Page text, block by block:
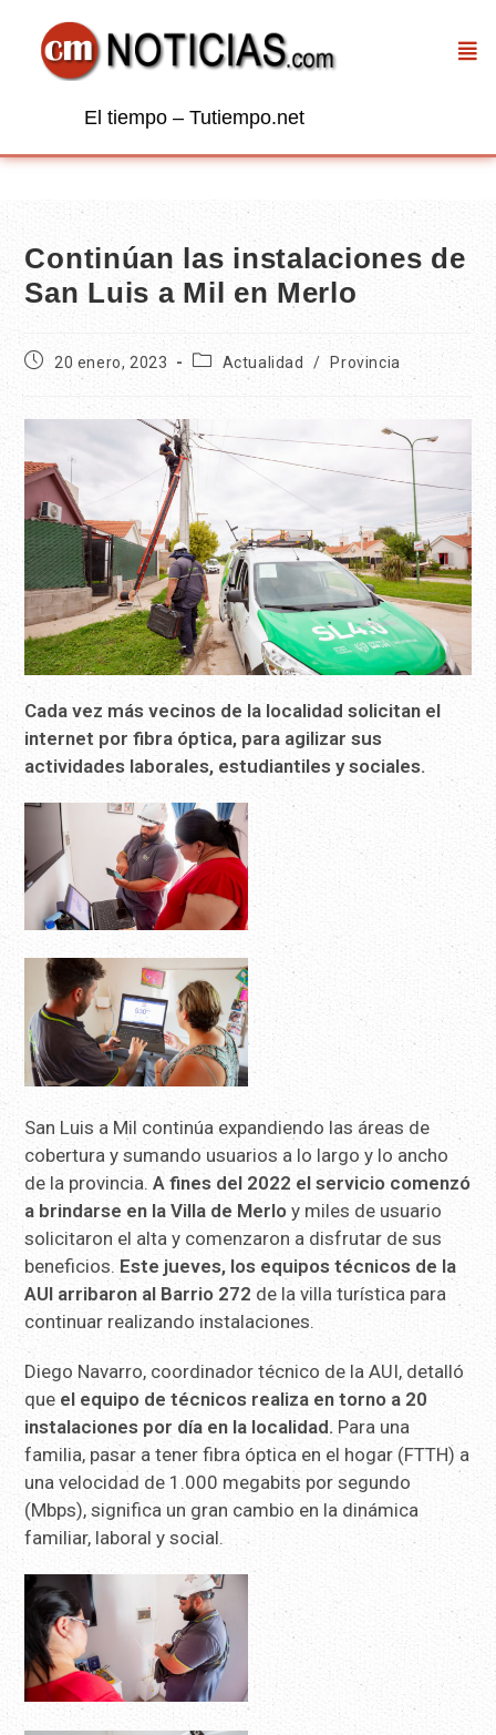
El tiempo – Tutiempo.net
Continúan las instalaciones de
San Luis a Mil en Merlo
20 enero, 2023 Actualidad / Provincia
Cada vez más vecinos de la localidad solicitan el
internet por fibra óptica, para agilizar sus
actividades laborales, estudiantiles y sociales.
San Luis a Mil continúa expandiendo las áreas de
cobertura y sumando usuarios a lo largo y lo ancho
de la provincia.A fines del 2022 el servicio comenzó
a brindarse en la Villa de Merlo y miles de usuario
solicitaron el alta y comenzaron a disfrutar de sus
beneficios. Este jueves, los equipos técnicos de la
AUI arribaron al Barrio 272 de la villa turística para
continuar realizando instalaciones.
Diego Navarro, coordinador técnico de la AUI, detalló
que el equipo de técnicos realiza en torno a 20
instalaciones por día en la localidad. Para una
familia, pasar a tener fibra óptica en el hogar (FTTH) a
una velocidad de 1.000 megabits por segundo
(Mbps), significa un gran cambio en la dinámica
familiar, laboral y social.